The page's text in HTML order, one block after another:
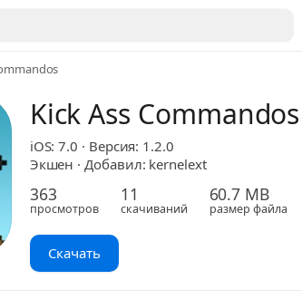
Kick Ass Commandos
iOS: 7.0 · Версия: 1.2.0
Экшен · Добавил: kernelext
363
просмотров
11
скачиваний
60.7 MB
размер файла
Скачать